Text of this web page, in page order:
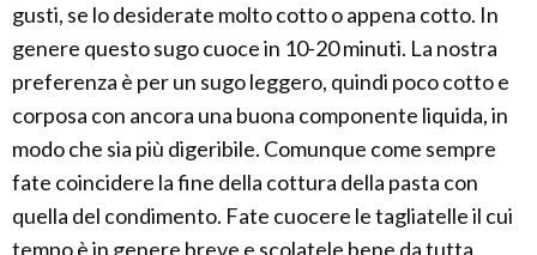
gusti, se lo desiderate molto cotto o appena cotto. In
genere questo sugo cuoce in 10-20 minuti. La nostra
preferenza è per un sugo leggero, quindi poco cotto e
corposa con ancora una buona componente liquida, in
modo che sia più digeribile. Comunque come sempre
fate coincidere la fine della cottura della pasta con
quella del condimento. Fate cuocere le tagliatelle il cui
tempo è in genere breve e scolatele bene da tutta